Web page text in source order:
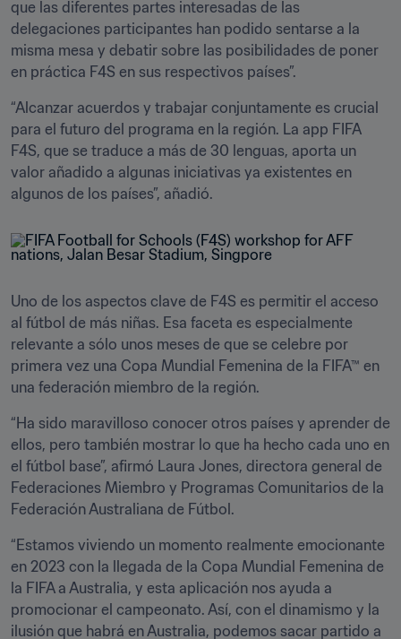
que las diferentes partes interesadas de las
delegaciones participantes han podido sentarse a la
misma mesa y debatir sobre las posibilidades de poner
en práctica F4S en sus respectivos países”.
“Alcanzar acuerdos y trabajar conjuntamente es crucial
para el futuro del programa en la región. La app FIFA
F4S, que se traduce a más de 30 lenguas, aporta un
valor añadido a algunas iniciativas ya existentes en
Uno de los aspectos clave de F4S es permitir el acceso
al fútbol de más niñas. Esa faceta es especialmente
relevante a sólo unos meses de que se celebre por
primera vez una Copa Mundial Femenina de la FIFA™ en
una federación miembro de la región.
“Ha sido maravilloso conocer otros países y aprender de
ellos, pero también mostrar lo que ha hecho cada uno en
el fútbol base”, afirmó Laura Jones, directora general de
Federaciones Miembro y Programas Comunitarios de la
Federación Australiana de Fútbol.
“Estamos viviendo un momento realmente emocionante
en 2023 con la llegada de la Copa Mundial Femenina de
la FIFA a Australia, y esta aplicación nos ayuda a
promocionar el campeonato. Así, con el dinamismo y la
ilusión que habrá en Australia, podemos sacar partido a